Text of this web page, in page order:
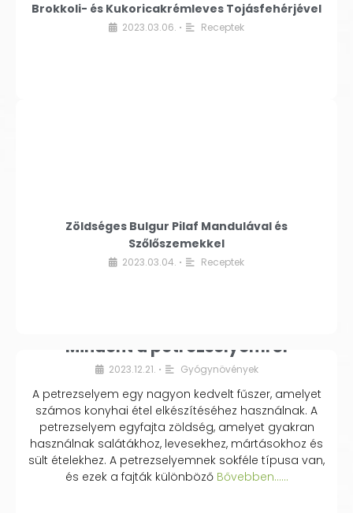
Brokkoli- és Kukoricakrémleves Tojásfehérjével
2023.03.06. • Receptek
Zöldséges Bulgur Pilaf Mandulával és
Szőlőszemekkel
2023.03.04. • Receptek
Mindent a petrezselyemről
2023.12.21. • Gyógynövények
A petrezselyem egy nagyon kedvelt fűszer, amelyet
számos konyhai étel elkészítéséhez használnak. A
petrezselyem egyfajta zöldség, amelyet gyakran
használnak salátákhoz, levesekhez, mártásokhoz és
sült ételekhez. A petrezselyemnek sokféle típusa van,
és ezek a fajták különbözőBővebben...…